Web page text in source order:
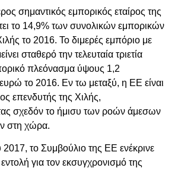
σημαντικός εμπορικός εταίρος της
το 14,9% των συνολικών εμπορικών
το 2016. Το διμερές εμπόριο με
σταθερό την τελευταία τριετία
πλεόνασμα ύψους 1,2
το 2016. Εν τω μεταξύ, η ΕΕ είναι
επενδυτής της Χιλής,
σχεδόν το ήμισυ των ροών άμεσων
στη χώρα.
2017, το Συμβούλιο της ΕΕ ενέκρινε
για τον εκσυγχρονισμό της